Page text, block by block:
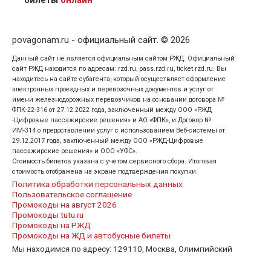
povagonam.ru - официальный сайт. © 2026
Данный сайт не является официальным сайтом РЖД. Официальный
сайт РЖД находится по адресам: rzd.ru, pass.rzd.ru, ticket.rzd.ru. Вы
находитесь на сайте субагента, который осуществляет оформление
электронных проездных и перевозочных документов и услуг от
имени железнодорожных перевозчиков на основании договора №
ФПК-22-316 от 27.12.2022 года, заключенный между ООО «РЖД
-Цифровые пассажирские решения» и АО «ФПК», и Договор №
ИМ-314 о предоставлении услуг с использованием Веб-системы от
29.12.2017 года, заключенный между ООО «РЖД-Цифровые
пассажирские решения» и ООО «УФС».
Стоимость билетов указана с учетом сервисного сбора. Итоговая
стоимость отображена на экране подтверждения покупки.
Политика обработки персональных данных
Пользовательское соглашение
Промокоды на август 2026
Промокоды tutu.ru
Промокоды на РЖД
Промокоды на ЖД и автобусные билеты
Мы находимся по адресу: 129110, Москва, Олимпийский